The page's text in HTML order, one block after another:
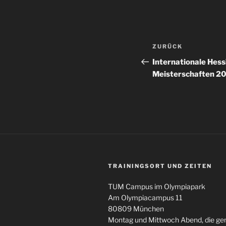
Vorheriger
Beitrag
ZURÜCK
Internationale
Meisterschaften
TRAININGSORT UND ZEITEN
TUM Campus im Olympiapark
Am Olympiacampus 11
80809 München
Montag und Mittwoch Abend, die